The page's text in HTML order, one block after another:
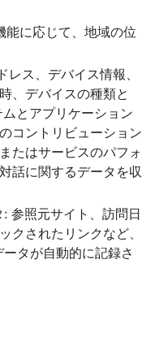
能に応じて、地域の位
ス、デバイス情報、
、デバイスの種類と
とアプリケーション
コントリビューション
たはサービスのパフォ
話に関するデータを収
参照元サイト、訪問日
クされたリンクなど、
タが自動的に記録さ